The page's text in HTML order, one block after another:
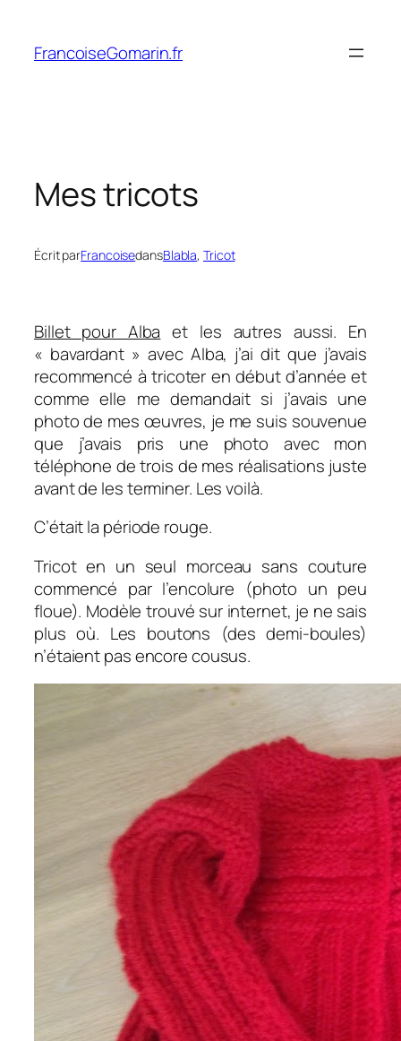
contenu
FrancoiseGomarin.fr
Mes tricots
Écrit parFrancoisedansBlabla, Tricot
Billet pour Alba et les autres aussi. En
« bavardant » avec Alba, j’ai dit que j’avais
recommencé à tricoter en début d’année et
comme elle me demandait si j’avais une
photo de mes œuvres, je me suis souvenue
que j’avais pris une photo avec mon
téléphone de trois de mes réalisations juste
avant de les terminer. Les voilà.
C’était la période rouge.
Tricot en un seul morceau sans couture
commencé par l’encolure (photo un peu
floue). Modèle trouvé sur internet, je ne sais
plus où. Les boutons (des demi-boules)
n’étaient pas encore cousus.